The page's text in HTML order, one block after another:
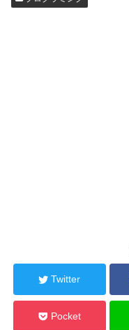
Twitter
Pocket